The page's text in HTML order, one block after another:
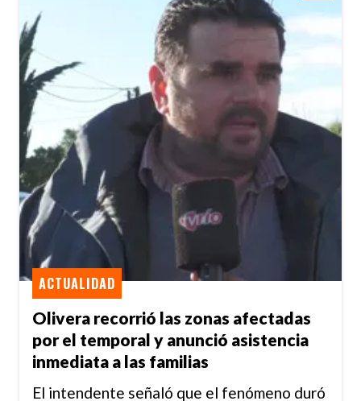
Olivera recorrió las zonas afectadas
por el temporal y anunció asistencia
inmediata a las familias
ACTUALIDAD
El intendente señaló que el fenómeno duró